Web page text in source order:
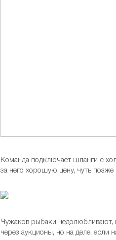
Команда подключает шланги с
за него хорошую цену, чуть позже
Чужаков рыбаки недолюбливают,
через аукционы, но на деле, если